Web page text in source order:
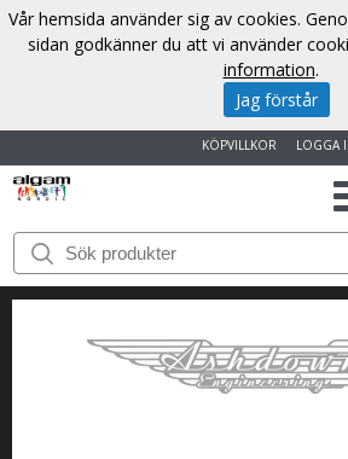
LOGGA
KÖPVILLKOR
START
VARUMÄRKEN
NYHETER
Vår hemsida använder sig av cookies.
sidan godkänner du att vi använder
information.
Jag förstår